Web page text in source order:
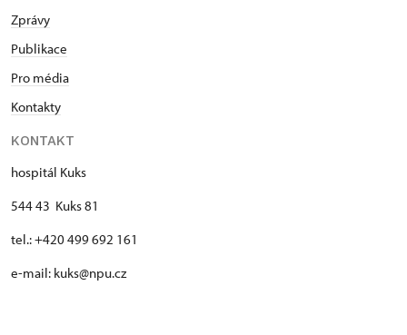
Zprávy
Publikace
Pro média
Kontakty
KONTAKT
hospitál Kuks
544 43 Kuks 81
tel.: +420 499 692 161
e-mail: kuks@npu.cz